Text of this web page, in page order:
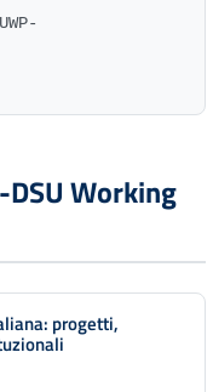
Working
progetti,